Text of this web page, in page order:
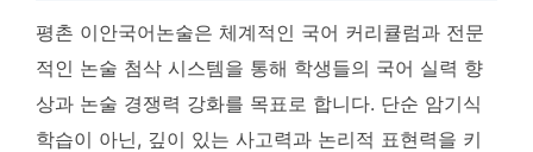
평촌 이안국어논술은 체계적인 국어 커리큘럼과 전문
적인 논술 첨삭 시스템을 통해 학생들의 국어 실력 향
상과 논술 경쟁력 강화를 목표로 합니다. 단순 암기식
학습이 아닌, 깊이 있는 사고력과 논리적 표현력을 키